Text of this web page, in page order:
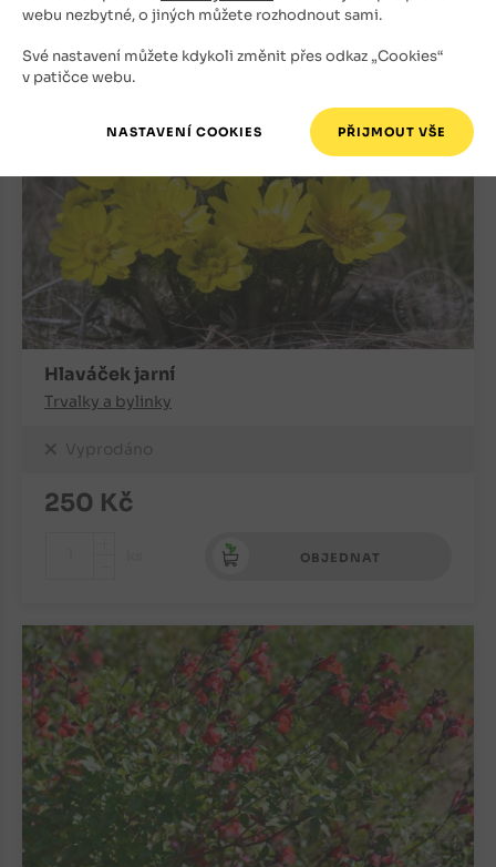
webu nezbytné, o jiných můžete rozhodnout sami.
Své nastavení můžete kdykoli změnit přes odkaz „Cookies“
v patičce webu.
-
OBJEDNAT
Hlaváček jarní
Trvalky a bylinky
Vyprodáno
250 Kč
OBJEDNAT